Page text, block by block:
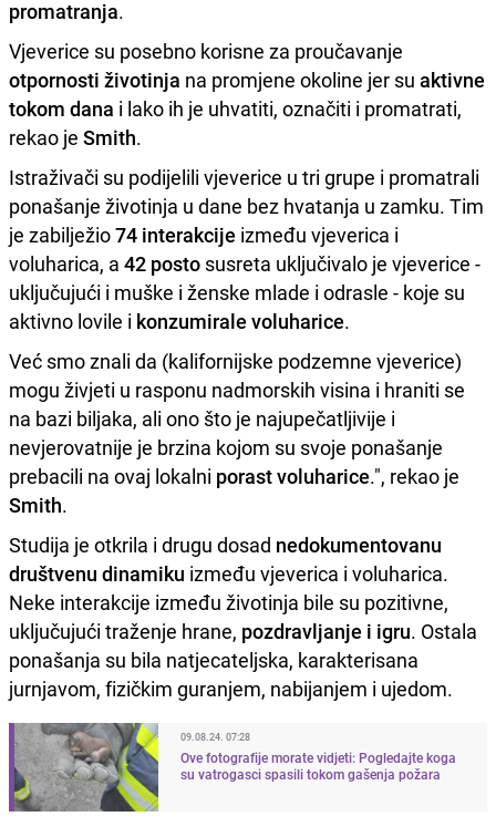
promatranja.
Vjeverice su posebno korisne za proučavanje
otpornosti životinja na promjene okoline jer su aktivne
tokom dana i lako ih je uhvatiti, označiti i promatrati,
rekao je Smith.
Istraživači su podijelili vjeverice u tri grupe i promatrali
ponašanje životinja u dane bez hvatanja u zamku. Tim
je zabilježio74 interakcije između vjeverica i
voluharica, a 42 posto susreta uključivalo je vjeverice -
uključujući i muške i ženske mlade i odrasle - koje su
aktivno lovile i konzumirale voluharice.
Već smo znali da (kalifornijske podzemne vjeverice)
mogu živjeti u rasponu nadmorskih visina i hraniti se
na bazi biljaka, ali ono što je najupečatljivije i
nevjerovatnije je brzina kojom su svoje ponašanje
prebacili na ovaj lokalni porast voluharice.", rekao je
Smith.
Studija je otkrila i drugu dosad nedokumentovanu
društvenu dinamiku između vjeverica i voluharica.
Neke interakcije između životinja bile su pozitivne,
uključujući traženje hrane, pozdravljanje i igru. Ostala
ponašanja su bila natjecateljska, karakterisana
jurnjavom, fizičkim guranjem, nabijanjem i ujedom.
09.08.24. 07:28
Ove fotografije morate vidjeti: Pogledajte koga
su vatrogasci spasili tokom gašenja požara